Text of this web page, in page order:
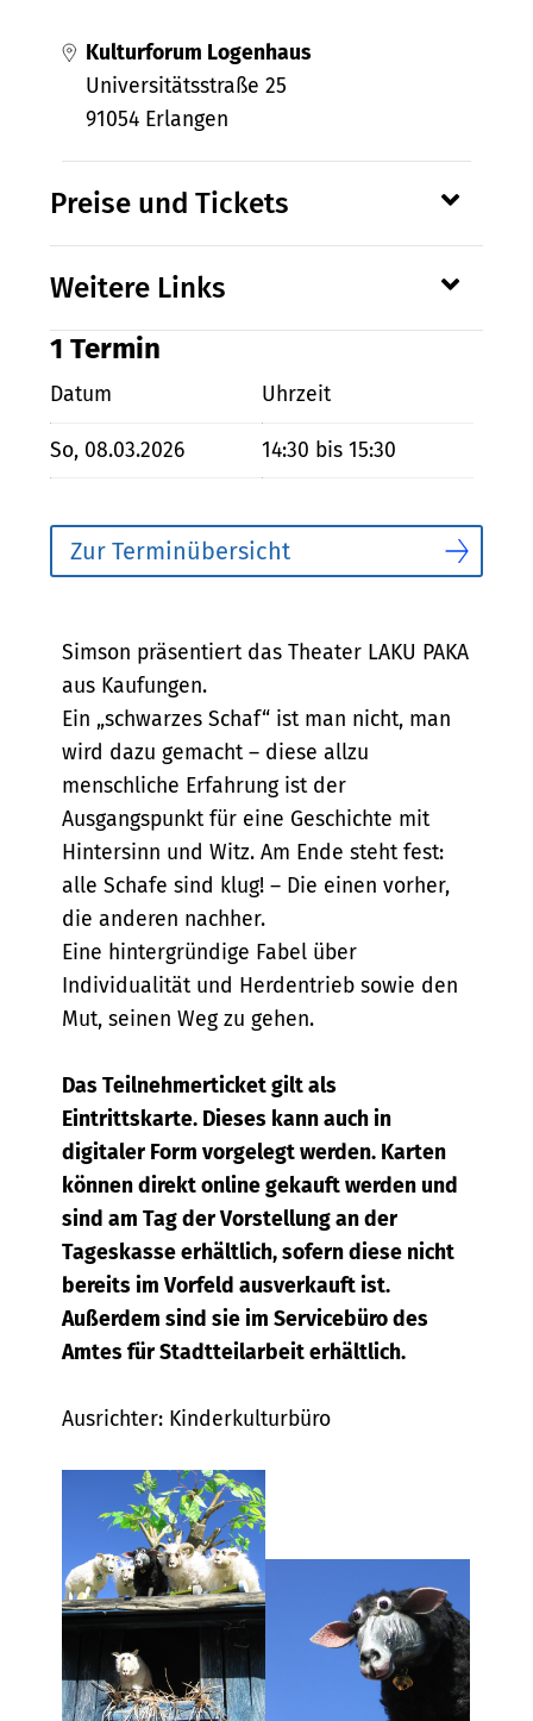
Preise und Tickets
Weitere Links
1 Termin
Datum
So, 08.03.2026
Uhrzeit
14:30 bis 15:30
Zur Terminübersicht
Kulturforum Logenhaus
Universitätsstraße 25
91054 Erlangen
Bescheibung
Simson präsentiert das Theater LAKU PAKA
aus Kaufungen.
Ein „schwarzes Schaf“ ist man nicht, man
wird dazu gemacht – diese allzu
menschliche Erfahrung ist der
Ausgangspunkt für eine Geschichte mit
Hintersinn und Witz. Am Ende steht fest:
alle Schafe sind klug! – Die einen vorher,
die anderen nachher.
Eine hintergründige Fabel über
Individualität und Herdentrieb sowie den
Mut, seinen Weg zu gehen.
Das Teilnehmerticket gilt als
Eintrittskarte. Dieses kann auch in
digitaler Form vorgelegt werden. Karten
können direkt online gekauft werden und
sind am Tag der Vorstellung an der
Tageskasse erhältlich, sofern diese nicht
bereits im Vorfeld ausverkauft ist.
Außerdem sind sie im Servicebüro des
Amtes für Stadtteilarbeit erhältlich.
Ausrichter: Kinderkulturbüro